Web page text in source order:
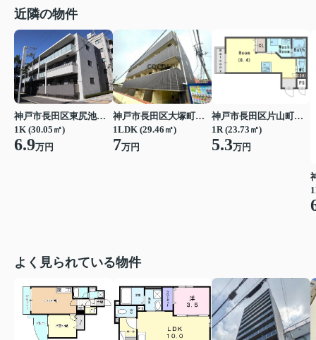
近隣の物件
神戸市長田区東尻池町２丁目
1K (30.05㎡)
6.9万円
神戸市長田区大塚町３丁目
1LDK (29.46㎡)
7万円
神戸市長田区片山町３丁目
1R (23.73㎡)
5.3万円
よく見られている物件